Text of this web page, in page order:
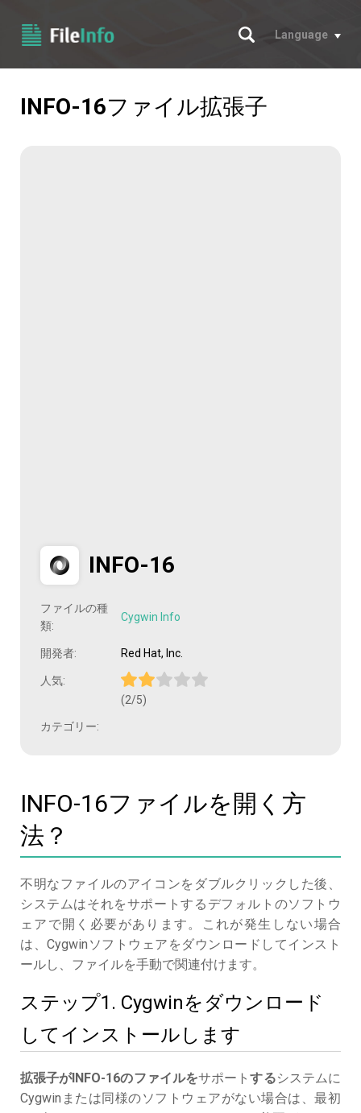
サーチ
Language
INFO-16ファイル拡張子
INFO-16
ファイルの種
類:
Cygwin Info
開発者: Red Hat, Inc.
人気:
(2/5)
カテゴリー:
INFO-16ファイルを開く方
法？
不明なファイルのアイコンをダブルクリックした後、
システムはそれをサポートするデフォルトのソフトウ
ェアで開く必要があります。これが発生しない場合
は、Cygwinソフトウェアをダウンロードしてインスト
ールし、ファイルを手動で関連付けます。
ステップ1. Cygwinをダウンロード
してインストールします
拡張子がINFO-16のファイルをサポートするシステムに
Cygwinまたは同様のソフトウェアがない場合は、最初